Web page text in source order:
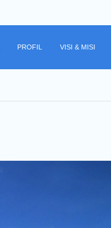
PROFIL VISI & MISI